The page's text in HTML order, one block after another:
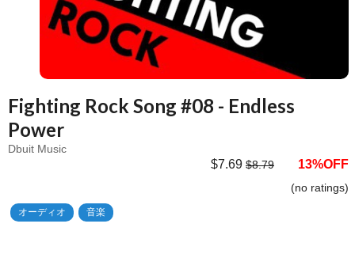
Fighting Rock Song #08 - Endless
Power
Dbuit Music
$7.69 $8.79 13%OFF
(no ratings)
オーディオ 音楽